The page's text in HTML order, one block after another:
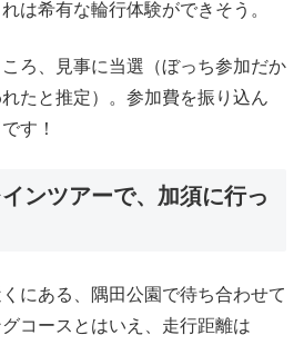
は希有な輪行体験ができそう。
ろ、見事に当選（ぼっち参加だか
たと推定）。参加費を振り込ん
す！
ンツアーで、加須に行っ
にある、隅田公園で待ち合わせて
コースとはいえ、走行距離は